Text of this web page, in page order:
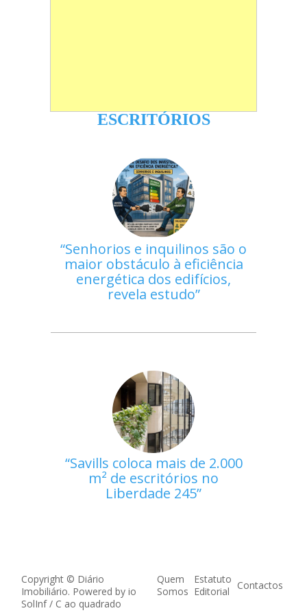
ESCRITÓRIOS
Senhorios e inquilinos são o
maior obstáculo à eficiência
energética dos edifícios,
revela estudo
Savills coloca mais de 2.000
m² de escritórios no
Liberdade 245
Copyright © Diário
Imobiliário. Powered by io
SolInf/ C ao quadrado
Quem
Somos
Estatuto
Editorial
Contactos